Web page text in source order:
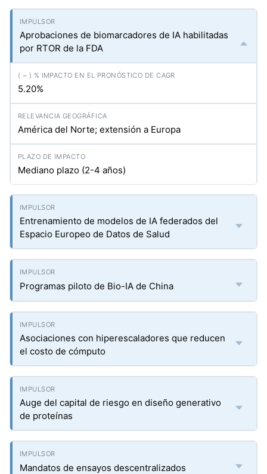
Aprobaciones de biomarcadores de IA habilitadas
por RTOR de la FDA
5.20%
América del Norte; extensión a Europa
Mediano plazo (2-4 años)
Entrenamiento de modelos de IA federados del
Espacio Europeo de Datos de Salud
Programas piloto de Bio-IA de China
Asociaciones con hiperescaladores que reducen
el costo de cómputo
Auge del capital de riesgo en diseño generativo
de proteínas
Mandatos de ensayos descentralizados